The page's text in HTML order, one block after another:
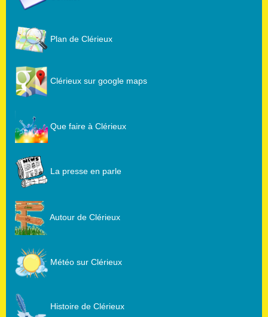
Plan de Clérieux
Clérieux sur google maps
Que faire à Clérieux
La presse en parle
Autour de Clérieux
Météo sur Clérieux
Histoire de Clérieux